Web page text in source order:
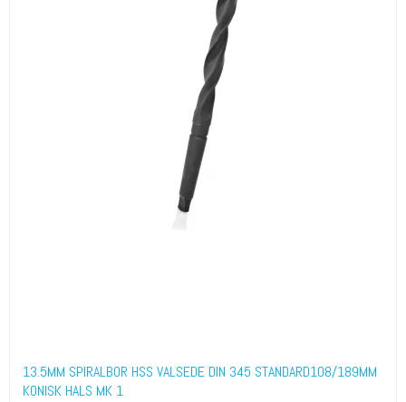
13.5MM SPIRALBOR HSS VALSEDE DIN 345 STANDARD108/189MM
KONISK HALS MK 1